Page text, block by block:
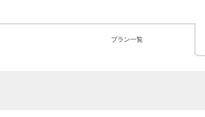
プラン一覧